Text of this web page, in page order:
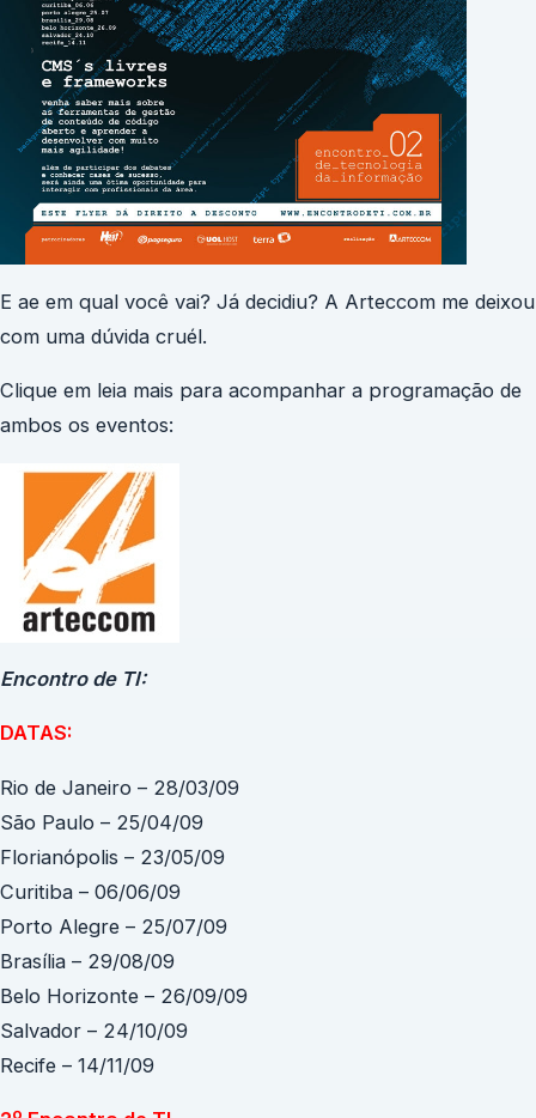
E ae em qual você vai? Já decidiu? A Arteccom me deixou
com uma dúvida cruél.
Clique em leia mais para acompanhar a programação de
ambos os eventos:
Encontro de TI:
DATAS:
Rio de Janeiro – 28/03/09
São Paulo – 25/04/09
Florianópolis – 23/05/09
Curitiba – 06/06/09
Porto Alegre – 25/07/09
Brasília – 29/08/09
Belo Horizonte – 26/09/09
Salvador – 24/10/09
Recife – 14/11/09